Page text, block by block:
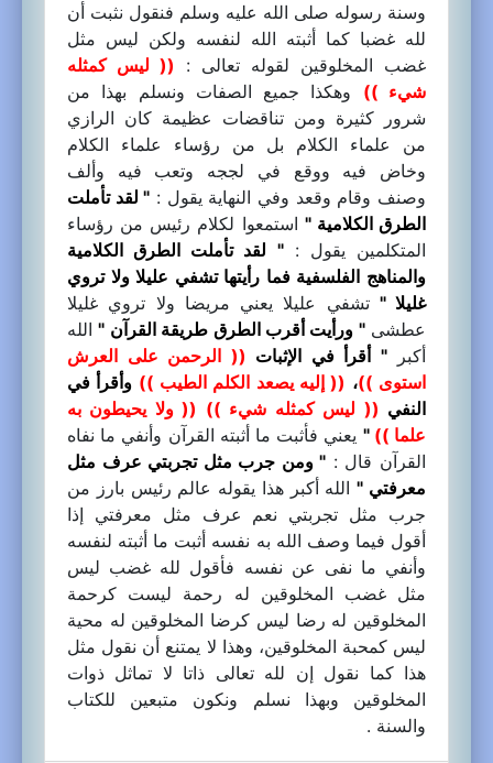
وسنة رسوله صلى الله عليه وسلم فنقول نثبت أن
لله غضبا كما أثبته الله لنفسه ولكن ليس مثل
غضب المخلوقين لقوله تعالى : (( ليس كمثله
شيء )) وهكذا جميع الصفات ونسلم بهذا من
شرور كثيرة ومن تناقضات عظيمة كان الرازي
من علماء الكلام بل من رؤساء علماء الكلام
وخاض فيه ووقع في لججه وتعب فيه وألف
وصنف وقام وقعد وفي النهاية يقول : " لقد تأملت
الطرق الكلامية " استمعوا لكلام رئيس من رؤساء
المتكلمين يقول :" لقد تأملت الطرق الكلامية
والمناهج الفلسفية فما رأيتها تشفي عليلا ولا تروي
غليلا " تشفي عليلا يعني مريضا ولا تروي غليلا
عطشى" ورأيت أقرب الطرق طريقة القرآن "الله
أكبر" أقرأ في الإثبات (( الرحمن على العرش
استوى ))، (( إليه يصعد الكلم الطيب )) وأقرأ في
النفي (( ليس كمثله شيء )) (( ولا يحيطون به
علما )) " يعني فأثبت ما أثبته القرآن وأنفي ما نفاه
القرآن قال : " ومن جرب مثل تجربتي عرف مثل
معرفتي "الله أكبر هذا يقوله عالم رئيس بارز من
جرب مثل تجربتي نعم عرف مثل معرفتي إذا
أقول فيما وصف الله به نفسه أثبت ما أثبته لنفسه
وأنفي ما نفى عن نفسه فأقول لله غضب ليس
مثل غضب المخلوقين له رحمة ليست كرحمة
المخلوقين له رضا ليس كرضا المخلوقين له محية
ليس كمحبة المخلوقين، وهذا لا يمتنع أن نقول مثل
هذا كما نقول إن لله تعالى ذاتا لا تماثل ذوات
المخلوقين وبهذا نسلم ونكون متبعين للكتاب
والسنة .